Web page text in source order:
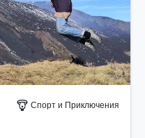
paragliding Спорт и Приключения